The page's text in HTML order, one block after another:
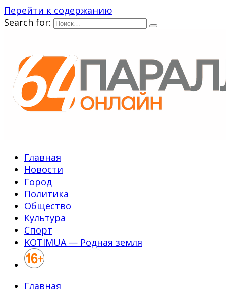
Перейти к содержанию
Search for:
Главная
Новости
Город
Политика
Общество
Культура
Спорт
KOTIMUA — Родная земля
Главная